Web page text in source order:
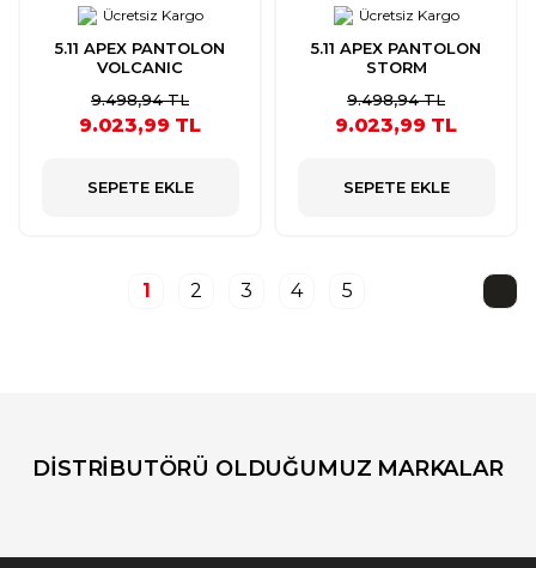
Ücretsiz Kargo
5.11 APEX PANTOLON
VOLCANIC
9.498,94 TL
9.023,99 TL
SEPETE EKLE
Ücretsiz Kargo
5.11 APEX PANTOLON
STORM
9.498,94 TL
9.023,99 TL
SEPETE EKLE
1 2 3 4 5
DİSTRİBUTÖRÜ OLDUĞUMUZ MARKALAR